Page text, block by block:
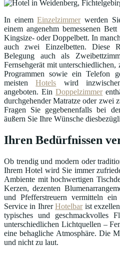
In einemEinzelzimmerwerden
einem angenehm bemessenen
Kingsize- oder Doppelbett. In
auch zwei Einzelbetten. Diese
Belegung auch als
Fernsehgerät mit
Programmen sowie ein Telefon
meistenHotels wird
angeboten. EinDoppelzimmer
durchgehender Matratze oder zwei
Fragen Sie gegebenenfalls bei
äußern Sie Ihre Wünsche
Ihren Bedürfnissen
Ob trendig und modern oder
Ihrem Hotel wird Sie immer
Ambiente mit hochwertigen
Kerzen, dezenten
und Pfefferstreuern vermitteln
Service in IhrerHotelbarist
typisches und geschmackvolles
unterschiedlichen Lichtquellen –
eine behagliche Atmosphäre. Die
und nicht zu laut.